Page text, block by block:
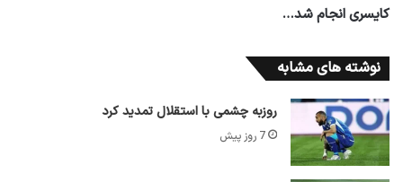
کایسری انجام شد…
نوشته های مشابه
روزبه چشمی با استقلال تمدید کرد
7 روز پیش